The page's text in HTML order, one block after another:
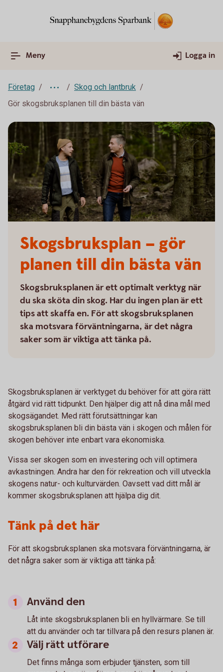
Meny Logga in
Företag
Skog och lantbruk
Gör skogsbruksplanen till din bästa vän
Skogsbruksplan – gör
planen till din bästa vän
Skogsbruksplanen är ett optimalt verktyg när
du ska sköta din skog. Har du ingen plan är ett
tips att skaffa en. För att skogsbruksplanen
ska motsvara förväntningarna, är det några
saker som är viktiga att tänka på.
Skogsbruksplanen är verktyget du behöver för att göra rätt
åtgärd vid rätt tidpunkt. Den hjälper dig att nå dina mål med
skogsägandet. Med rätt förutsättningar kan
skogsbruksplanen bli din bästa vän i skogen och målen för
skogen behöver inte enbart vara ekonomiska.
Vissa ser skogen som en investering och vill optimera
avkastningen. Andra har den för rekreation och vill utveckla
skogens natur- och kulturvärden. Oavsett vad ditt mål är
kommer skogsbruksplanen att hjälpa dig dit.
Tänk på det här
För att skogsbruksplanen ska motsvara förväntningarna, är
det några saker som är viktiga att tänka på:
Använd den
Låt inte skogsbruksplanen bli en hyllvärmare. Se till
att du använder och tar tillvara på den resurs planen är.
Välj rätt utförare
Det finns många som erbjuder tjänsten, som till